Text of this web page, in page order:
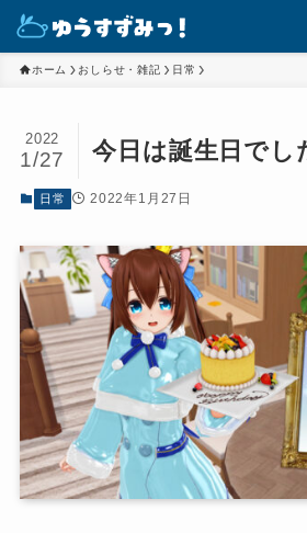
ホーム おしらせ・雑記 日常
今日は誕生日でし
2022
1/27
日常 2022年1月27日